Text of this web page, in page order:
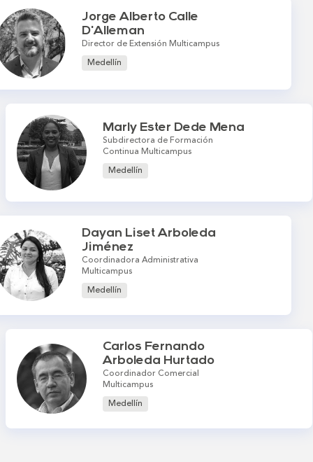
Jorge Alberto Calle
D'Alleman
Director de Extensión Multicampus
Medellín
Marly Ester Dede Mena
Subdirectora de Formación
Continua Multicampus
Medellín
Dayan Liset Arboleda
Jiménez
Coordinadora Administrativa
Multicampus
Medellín
Carlos Fernando
Arboleda Hurtado
Coordinador Comercial
Multicampus
Medellín